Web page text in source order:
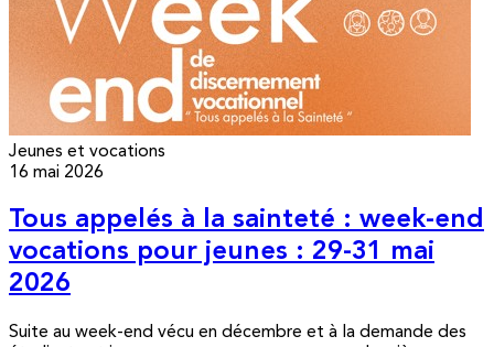
Jeunes et vocations
16 mai 2026
Tous appelés à la sainteté : week-end
vocations pour jeunes : 29-31 mai
2026
Suite au week-end vécu en décembre et à la demande des